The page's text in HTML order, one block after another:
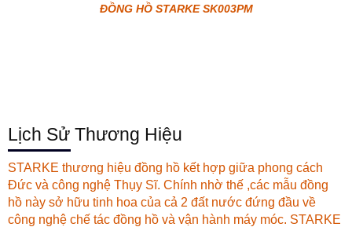
ĐỒNG HỒ STARKE SK003PM
Lịch Sử Thương Hiệu
STARKE thương hiệu đồng hồ kết hợp giữa phong cách
Đức và công nghệ Thụy Sĩ. Chính nhờ thế ,các mẫu đồng
hồ này sở hữu tinh hoa của cả 2 đất nước đứng đầu về
công nghệ chế tác đồng hồ và vận hành máy móc. STARKE